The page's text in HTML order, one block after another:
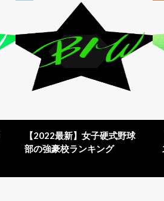
【2022最新】女子硬式野球
部の強豪校ランキング